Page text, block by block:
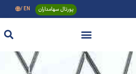
پورتال سهامداران EN /